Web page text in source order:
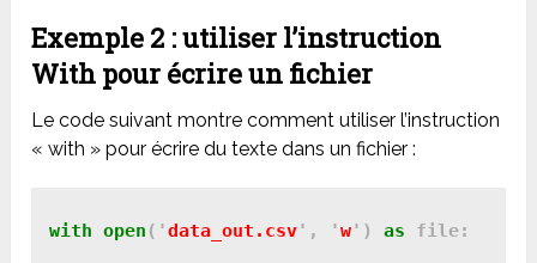
Exemple 2 : utiliser l’instruction
With pour écrire un fichier
Le code suivant montre comment utiliser l’instruction
« with » pour écrire du texte dans un fichier :
with open ('data_out.csv', 'w') as file: